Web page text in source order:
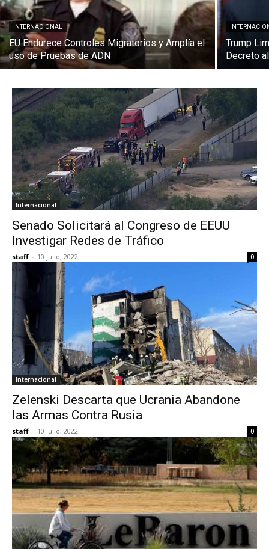
INTERNACIONAL
EU Endurece Controles Migratorios y Amplía el
uso de Pruebas de ADN
Trump
Decreto
Internacional
Senado Solicitará al Congreso de EEUU
Investigar Redes de Tráfico
staff - 10 julio, 2022 0
Internacional
Zelenski Descarta que Ucrania Abandone
las Armas Contra Rusia
staff - 10 julio, 2022 0